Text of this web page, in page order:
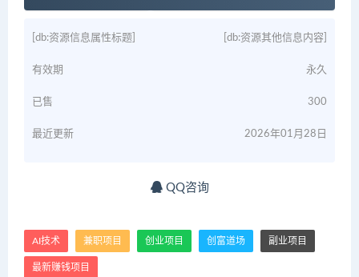
[db:资源信息属性标题] [db:资源其他信息内容]
有效期 永久
已售 300
最近更新 2026年01月28日
QQ咨询
AI技术 兼职项目 创业项目 创富道场 副业项目
最新赚钱项目